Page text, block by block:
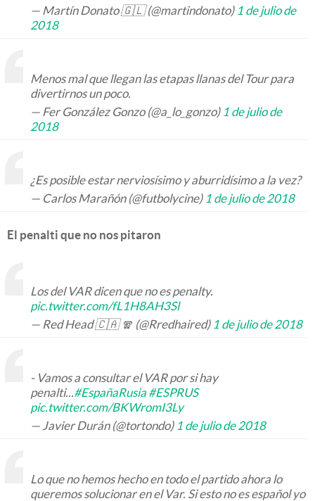
— Martín Donato 🇬🇱 (@martindonato) 1 de julio de
2018
Menos mal que llegan las etapas llanas del Tour para
divertirnos un poco.
— Fer González Gonzo (@a_lo_gonzo) 1 de julio de
2018
¿Es posible estar nerviosísimo y aburridísimo a la vez?
— Carlos Marañón (@futbolycine) 1 de julio de 2018
El penalti que no nos pitaron
Los del VAR dicen que no es penalty.
pic.twitter.com/fL1H8AH3Sl
— Red Head 🇨🇦 🧣 (@Rredhaired) 1 de julio de 2018
- Vamos a consultar el VAR por si hay
penalti...#EspañaRusia #ESPRUS
pic.twitter.com/BKWromI3Ly
— Javier Durán (@tortondo) 1 de julio de 2018
Lo que no hemos hecho en todo el partido ahora lo
queremos solucionar en el Var. Si esto no es español yo